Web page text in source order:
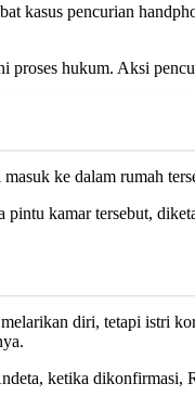
pencurian
hukum. Aksi
ke dalam rumah
kamar tersebut,
diri, tetapi istri
dikonfirmasi,